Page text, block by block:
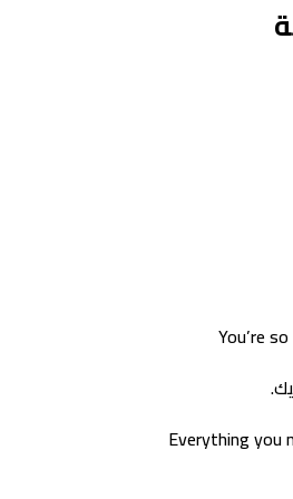
You’re
Everything you